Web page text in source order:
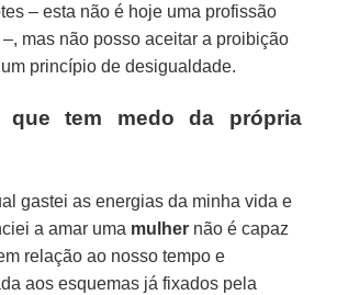
– esta não é hoje uma profissão
mas não posso aceitar a proibição
princípio de desigualdade.
que tem medo da própria
gastei as energias da minha vida e
a amar uma mulher não é capaz
relação ao nosso tempo e
aos esquemas já fixados pela